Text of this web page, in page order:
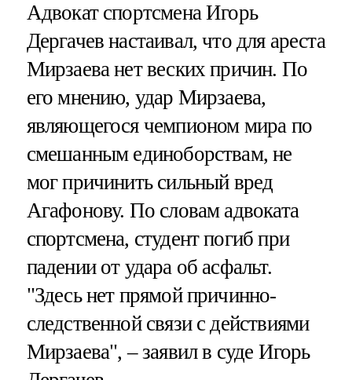
Адвокат спортсмена Игорь
Дергачев настаивал, что для ареста
Мирзаева нет веских причин. По
его мнению, удар Мирзаева,
являющегося чемпионом мира по
смешанным единоборствам, не
мог причинить сильный вред
Агафонову. По словам адвоката
спортсмена, студент погиб при
падении от удара об асфальт.
"Здесь нет прямой причинно-
следственной связи с действиями
Мирзаева", – заявил в суде Игорь